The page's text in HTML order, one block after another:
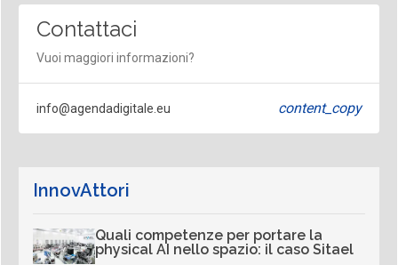
Contattaci
Vuoi maggiori informazioni?
info@agendadigitale.eu content_copy
InnovAttori
Quali competenze per portare la
physical AI nello spazio: il caso Sitael